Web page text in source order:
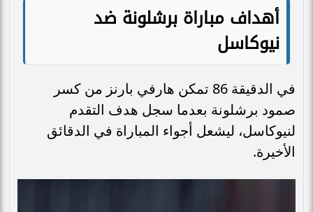
أهداف مباراة برشلونة ضد
نيوكاسل
في الدقيقة 86 تمكن هارفي بارنز من كسر
صمود برشلونة بعدما سجل هدف التقدم
لنيوكاسل، ليشعل أجواء المباراة في الدقائق
الأخيرة.